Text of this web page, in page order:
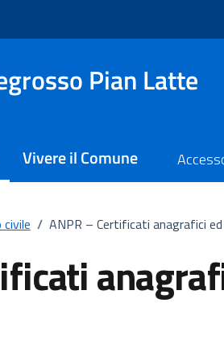
Pian Latte
Vivere il Comune
/ ANPR – Certificati anagrafici